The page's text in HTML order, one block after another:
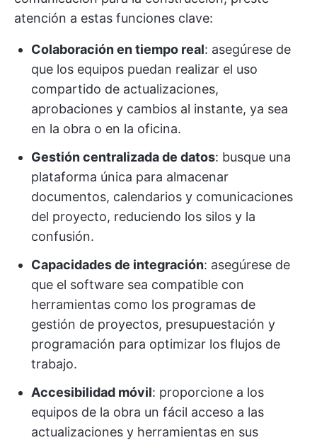
atención a estas funciones clave:
Colaboración en tiempo real: asegúrese de
que los equipos puedan realizar el uso
compartido de actualizaciones,
aprobaciones y cambios al instante, ya sea
en la obra o en la oficina.
Gestión centralizada de datos: busque una
plataforma única para almacenar
documentos, calendarios y comunicaciones
del proyecto, reduciendo los silos y la
confusión.
Capacidades de integración: asegúrese de
que el software sea compatible con
herramientas como los programas de
gestión de proyectos, presupuestación y
programación para optimizar los flujos de
trabajo.
Accesibilidad móvil: proporcione a los
equipos de la obra un fácil acceso a las
actualizaciones y herramientas en sus